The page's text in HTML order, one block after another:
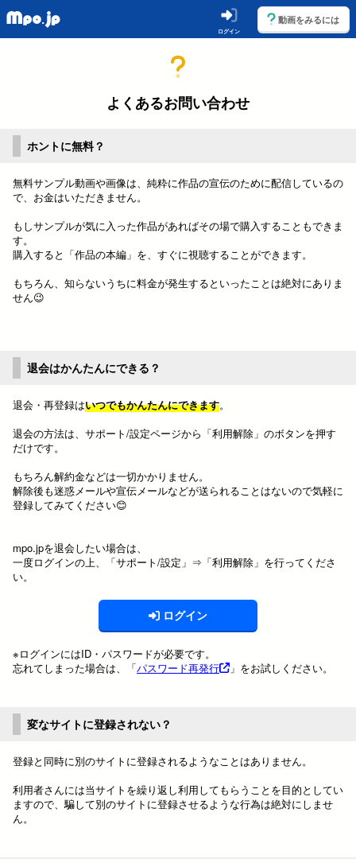
ログイン
動画をみるには
よくあるお問い合わせ
ホントに無料？
無料サンプル動画や画像は、純粋に作品の宣伝のために配信しているの
で、お金はいただきません。
もしサンプルが気に入った作品があればその場で購入することもできま
す。
購入すると「作品の本編」を、すぐに視聴することができます。
もちろん、知らないうちに料金が発生するといったことは絶対にありま
せん😉
退会はかんたんにできる？
退会・再登録はいつでもかんたんにできます。
退会の方法は、サポート/設定ページから「利用解除」のボタンを押す
だけです。
もちろん解約金などは一切かかりません。
解除後も迷惑メールや宣伝メールなどが送られることはないので気軽に
登録してみてください😊
mpo.jpを退会したい場合は、
一度ログインの上、「サポート/設定」⇒「利用解除」を行ってくださ
い。
ログイン
※ログインにはID・パスワードが必要です。
忘れてしまった場合は、「パスワード再発行 」をお試しください。
変なサイトに登録されない？
登録と同時に別のサイトに登録されるようなことはありません。
利用者さんには当サイトを繰り返し利用してもらうことを目的としてい
ますので、騙して別のサイトに登録させるような行為は絶対にしませ
ん。